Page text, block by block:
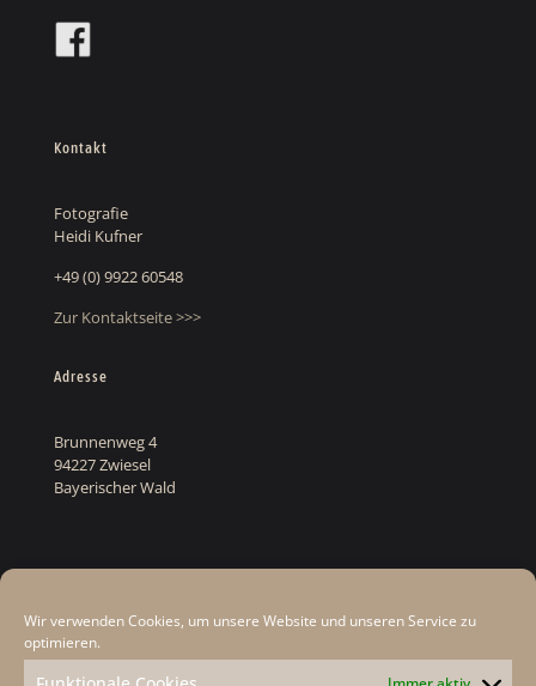
Wir verwenden Cookies, um unsere Website und unseren Service zu
optimieren.
Kontakt
Fotografie
Heidi Kufner
+49 (0) 9922 60548
Zur Kontaktseite >>>
Adresse
Brunnenweg 4
94227 Zwiesel
Bayerischer Wald
Datenschutz
Cookie-Hinweis